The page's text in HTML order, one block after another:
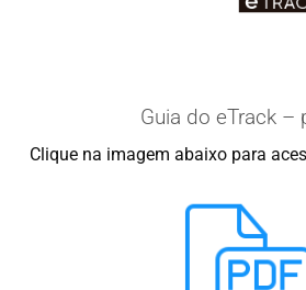
Guia do eTrack –
Clique na imagem abaixo para